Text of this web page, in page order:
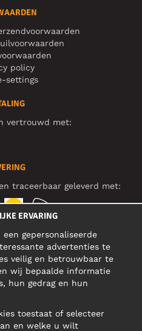
policy
settings
vertrouwd met:
traceerbaar geleverd met:
MEDIA
10117 Tallinn
ERVARING
gepersonaliseerde
advertenties te
veilig en betrouwbaar te
wij bepaalde informatie
hun gedrag en hun
toestaat of selecteer
en welke u wilt